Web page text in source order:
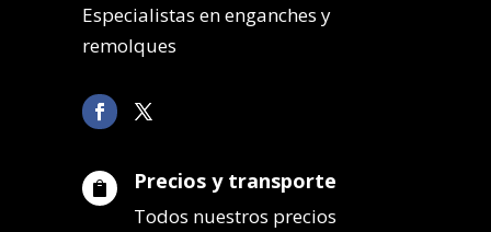
Especialistas en enganches y
remolques
 Precios y transporte
Todos nuestros precios